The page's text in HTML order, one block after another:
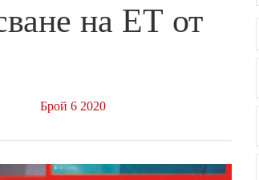
на ЕТ от
Брой 6 2020